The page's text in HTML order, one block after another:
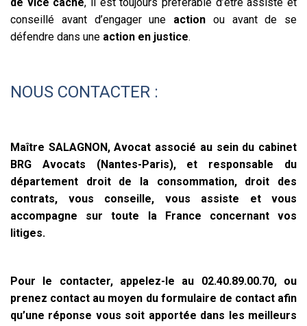
conseillé avant d’engager une action ou avant de se
défendre dans une action en justice.
NOUS CONTACTER :
Maître SALAGNON, Avocat associé au sein du cabinet
BRG Avocats (Nantes-Paris), et responsable du
département droit de la consommation, droit des
contrats, vous conseille, vous assiste et vous
accompagne sur toute la France concernant vos
litiges.
Pour le contacter, appelez-le au 02.40.89.00.70, ou
prenez contact au moyen du formulaire de contact afin
qu’une réponse vous soit apportée dans les meilleurs